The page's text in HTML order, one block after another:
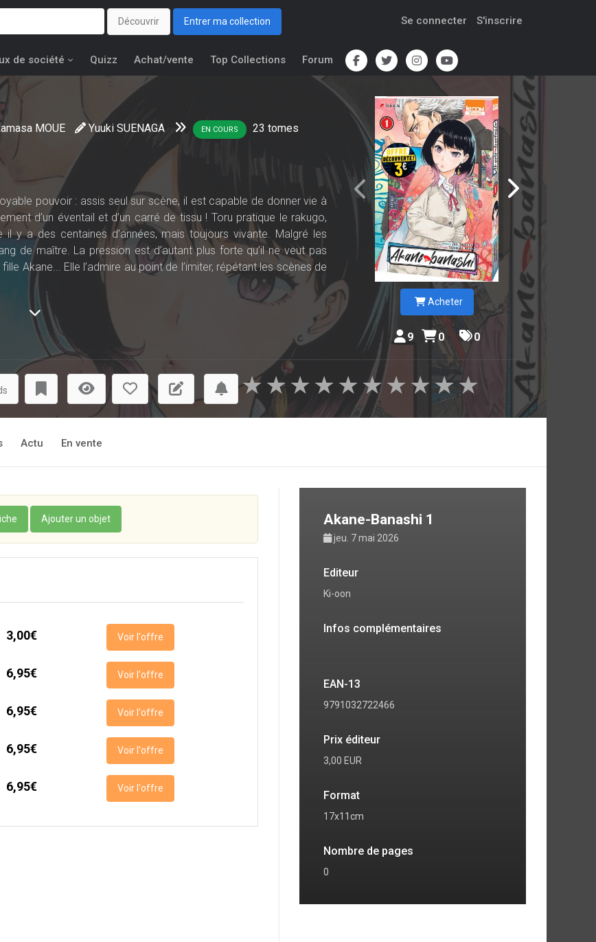
Découvrir Entrer ma collection Se connecter S'inscrire
de société Quizz Achat/vente Top Collections Forum
MOUE Yuuki SUENAGA EN COURS 23 tomes
pouvoir : assis seul sur scène, il est capable de donner vie à
d’un éventail et d’un carré de tissu ! Toru pratique le rakugo,
y a des centaines d’années, mais toujours vivante. Malgré les
de maître. La pression est d’autant plus forte qu’il ne veut pas
Akane... Elle l’admire au point de l’imiter, répétant les scènes de
barre est placée haut : ce n’est rien de moins que le célèbre Issho
de juré. Toru donne une performance remarquable, la salle se
titre… Pire, il le bannit à vie du monde du rakugo, sans aucune
que personne n’en comprenne la raison... mais Akane reprend le
la vérité derrière ce scandale !
Acheter
9 0 0
★
★
★
★
★
★
★
★
★
★
Actu En vente
Ajouter un objet
3,00€ Voir l'offre
6,95€ Voir l'offre
6,95€ Voir l'offre
6,95€ Voir l'offre
6,95€ Voir l'offre
Akane-Banashi 1
jeu. 7 mai 2026
Editeur
Ki-oon
Infos complémentaires
EAN-13
9791032722466
Prix éditeur
3,00 EUR
Format
17x11cm
Nombre de pages
0